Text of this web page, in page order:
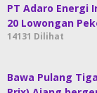
PT Adaro Energi
20 Lowongan
14131 Dilihat
Bawa Pulang